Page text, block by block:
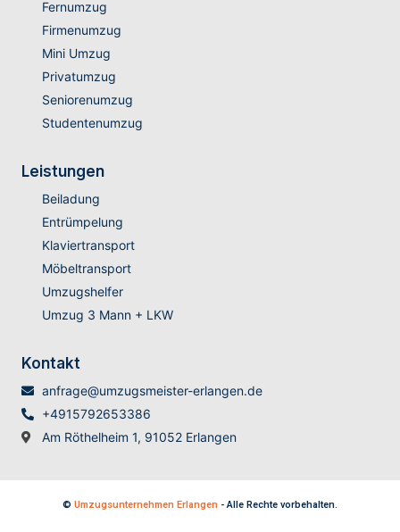
Fernumzug
Firmenumzug
Mini Umzug
Privatumzug
Seniorenumzug
Studentenumzug
Leistungen
Beiladung
Entrümpelung
Klaviertransport
Möbeltransport
Umzugshelfer
Umzug 3 Mann + LKW
Kontakt
anfrage@umzugsmeister-erlangen.de
+4915792653386
Am Röthelheim 1, 91052 Erlangen
© Umzugsunternehmen Erlangen - Alle Rechte vorbehalten.